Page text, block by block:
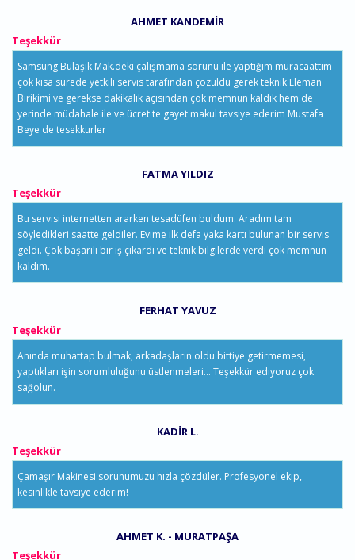
AHMET KANDEMIR
Teşekkür
Samsung Bulaşık Mak.deki çalışmama sorunu ile yaptığım muracaattim
çok kısa sürede yetkili servis tarafından çözüldü gerek teknik Eleman
Birikimi ve gerekse dakikalık açısından çok memnun kaldık hem de
yerinde müdahale ile ve ücret te gayet makul tavsiye ederim Mustafa
Beye de tesekkurler
FATMA YILDIZ
Teşekkür
Bu servisi internetten ararken tesadüfen buldum. Aradım tam
söyledikleri saatte geldiler. Evime ilk defa yaka kartı bulunan bir servis
geldi. Çok başarılı bir iş çıkardı ve teknik bilgilerde verdi çok memnun
kaldım.
FERHAT YAVUZ
Teşekkür
Anında muhattap bulmak, arkadaşların oldu bittiye getirmemesi,
yaptıkları işin sorumluluğunu üstlenmeleri... Teşekkür ediyoruz çok
sağolun.
KADIR L.
Teşekkür
Çamaşır Makinesi sorunumuzu hızla çözdüler. Profesyonel ekip,
kesinlikle tavsiye ederim!
AHMET K. - MURATPAŞA
Teşekkür